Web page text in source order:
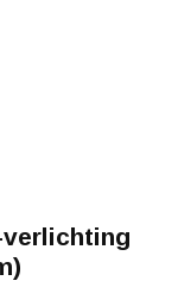
verlichting